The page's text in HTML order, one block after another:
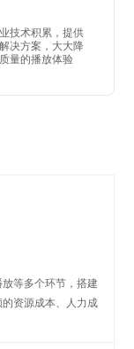
技术积累，提供
决方案，大大降
量的播放体验
等多个环节，搭建
资源成本、人力成